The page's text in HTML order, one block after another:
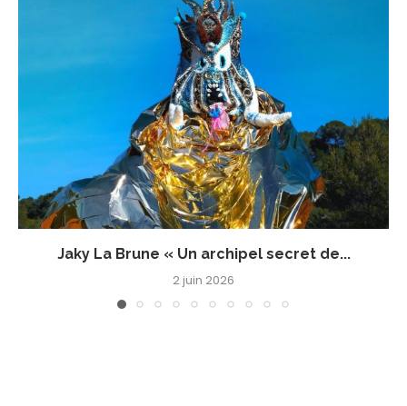
Jaky La Brune « Un archipel secret de...
2 juin 2026